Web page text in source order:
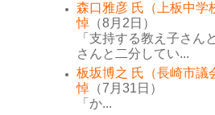
森口雅彦 氏（上板中学
悼 （8月2日）
「支持する教え子さん
さんと二分してい...
板坂博之 氏（長崎市議
悼 （7月31日）
「か...